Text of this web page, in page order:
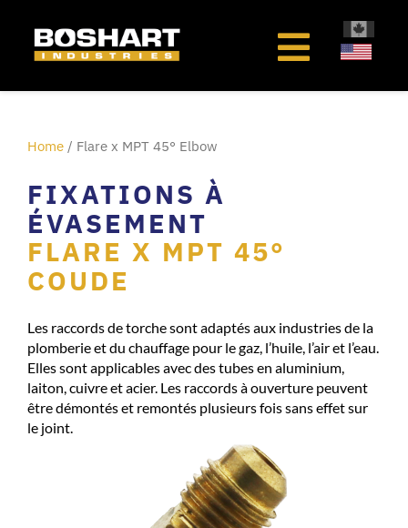
Home / Flare x MPT 45° Elbow
FIXATIONS À
ÉVASEMENT
FLARE X MPT 45°
COUDE
Les raccords de torche sont adaptés aux industries de la
plomberie et du chauffage pour le gaz, l’huile, l’air et l’eau.
Elles sont applicables avec des tubes en aluminium,
laiton, cuivre et acier. Les raccords à ouverture peuvent
être démontés et remontés plusieurs fois sans effet sur
le joint.